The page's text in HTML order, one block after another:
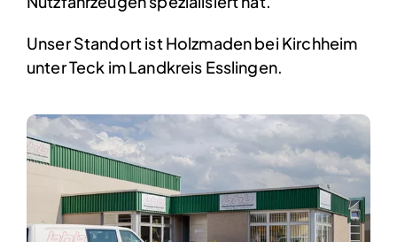
Unser Standort ist Holzmaden bei Kirchheim
unter Teck im Landkreis Esslingen.